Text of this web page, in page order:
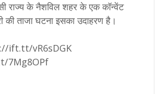
राज्य के नैशविल शहर के एक कॉन्वेंट
की ताजा घटना इसका उदाहरण है।
ift.tt/vR6sDGK
7Mg8OPf